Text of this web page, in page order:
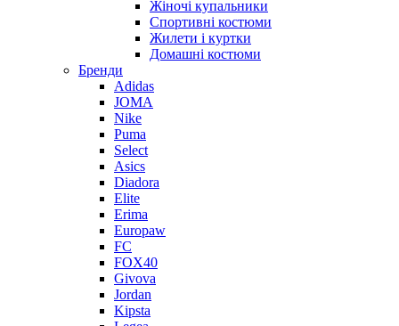
Жіночі купальники
Спортивні костюми
Жилети і куртки
Домашні костюми
Бренди
Adidas
JOMA
Nike
Puma
Select
Asics
Diadora
Elite
Erima
Europaw
FC
FOX40
Givova
Jordan
Kipsta